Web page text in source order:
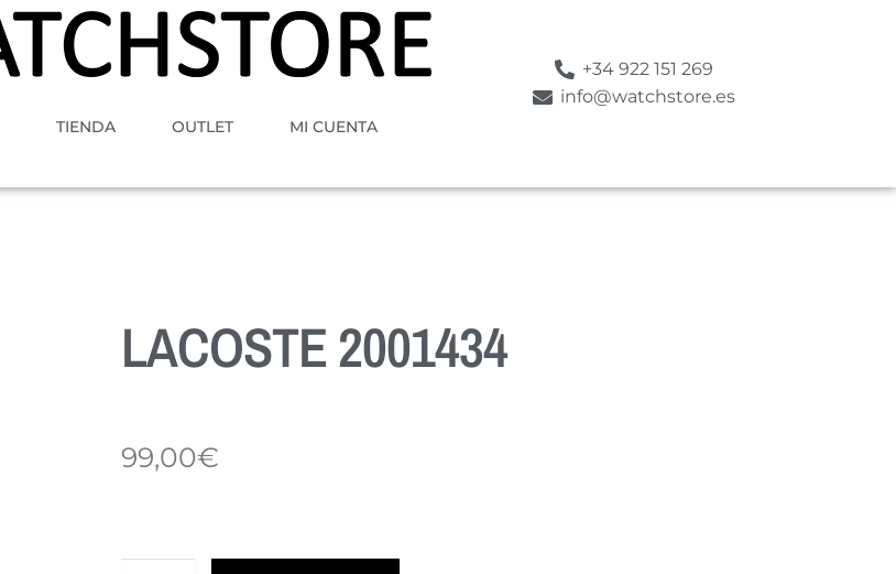
TIENDA OUTLET MI CUENTA
+34 922 151 269
info@watchstore.es
LACOSTE 2001434
99,00€